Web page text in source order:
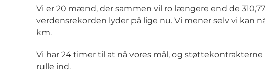
Vi er 20 mænd, der sammen vil ro længere end de
verdensrekorden lyder på lige nu. Vi mener selv vi kan
km.
Vi har 24 timer til at nå vores mål, og
rulle ind.